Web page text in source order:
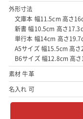
外形寸法
文庫本 幅11.5cm 高さ
新書 幅10.5cm 高さ
単行本 幅14cm 高さ
A5サイズ 幅15.5cm 高
B6サイズ 幅12.8cm 高
素材 牛革
名入れ 可